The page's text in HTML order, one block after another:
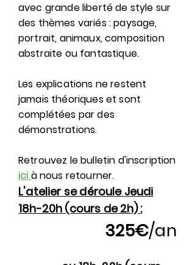
avec grande liberté de style sur
des thèmes variés : paysage,
portrait, animaux, composition
abstraite ou fantastique.
Les explications ne restent
jamais théoriques et sont
complétées par des
démonstrations.
Retrouvez le bulletin d'inscription
ici à nous retourner.
L'atelier se déroule Jeudi
18h-20h (cours de 2h) :
325€/an